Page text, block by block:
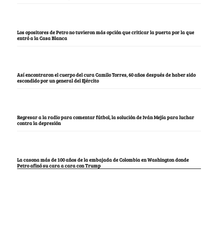
Los opositores de Petro no tuvieron más opción que criticar la puerta por la que
entró a la Casa Blanca
Así encontraron el cuerpo del cura Camilo Torres, 60 años después de haber sido
escondido por un general del Ejército
Regresar a la radio para comentar fútbol, la solución de Iván Mejía para luchar
contra la depresión
La casona más de 100 años de la embajada de Colombia en Washington donde
Petro afinó su cara a cara con Trump